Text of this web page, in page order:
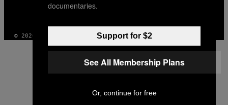
MEDIA
© 2026 VICE DIGITAL PUBLISHING, LLC
documentaries.
Support for $2
See All Membership Plans
Or, continue for free